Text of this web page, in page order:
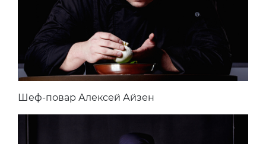
Шеф-повар Алексей Айзен